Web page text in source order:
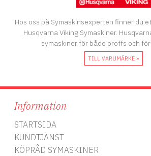
Hos oss på Symaskinsexperten finner du
Husqvarna Viking Symaskiner.
symaskiner för både proffs och
TILL VARUMÄRKE »
Information
STARTSIDA
KUNDTJÄNST
KÖPRÅD SYMASKINER